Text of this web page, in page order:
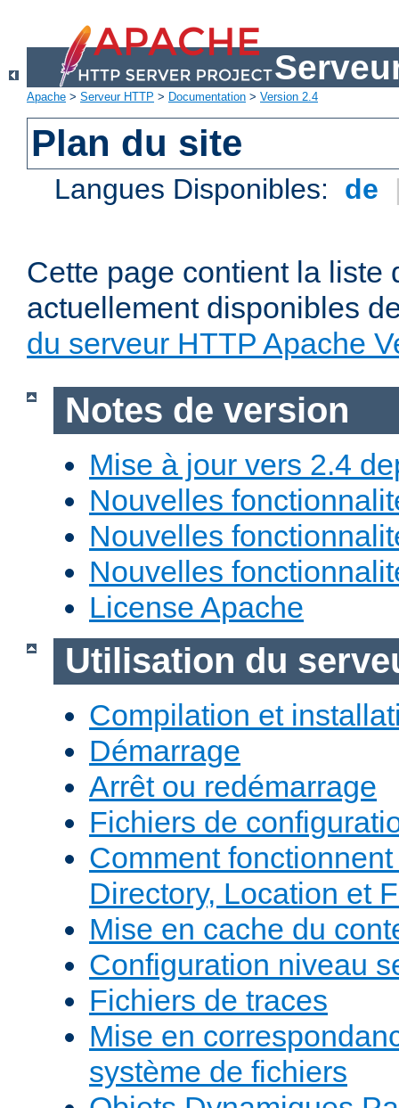
Apache > Serveur HTTP > Documentation > Version 2.4
Plan du site
Langues Disponibles: de
Cette page contient la liste
actuellement disponibles
du serveur HTTP Apache
Notes de version
Mise à jour vers 2.4
Nouvelles
Nouvelles
Nouvelles
License Apache
Utilisation du
Compilation et
Démarrage
Arrêt ou redémarrage
Fichiers de
Comment
Directory, Location et
Mise en cache du
Configuration niveau
Fichiers de traces
Mise en
système de fichiers